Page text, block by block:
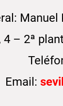
Manuel
– 2ª
Email: s